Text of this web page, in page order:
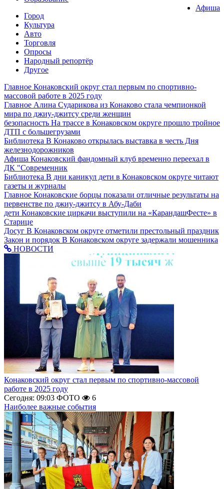
Афиша
Город
Культура
Авто
Торговля
Опросы
Народный репортёр
Другое
Главное Конаковский округ стал первым по спортивно-
массовой работе в 2025 году
Главное Алина Сударикова из Конаково стала чемпионкой
мира по джиу-джитсу среди женщин
безопасность На трассе в Конаковском округе прошло тройное
ДТП с большегрузами
Библиотека В Конаково открылась выставка в честь Дня
железнодорожников
Афиша Конаковский фандомный клуб временно переехал в
ДК "Современник
Библиотека В дни каникул дети в Конаковском округе читают
газеты и журналы
Главное Конаковские борцы показали отличные результаты на
первенстве по джиу-джитсу в Абу-Даби
дети Конаковские циркачи выступили на «КарандашФесте» в
Старице
Досуг В Конаковском округе отметили престольный праздник
Закон и порядок В Конаковском округе задержали мошенника
НОВОСТИ
Конаковский округ стал первым по спортивно-массовой
работе в 2025 году
Сегодня: 09:03 ФОТО
6
Наиболее важные события